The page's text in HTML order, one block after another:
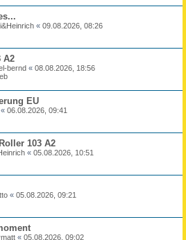
« 09.08.2026, 08:26
A2
bernd « 08.08.2026, 18:56
EU
« 06.08.2026, 09:41
103 A2
« 05.08.2026, 10:51
« 05.08.2026, 09:21
« 05.08.2026, 09:02